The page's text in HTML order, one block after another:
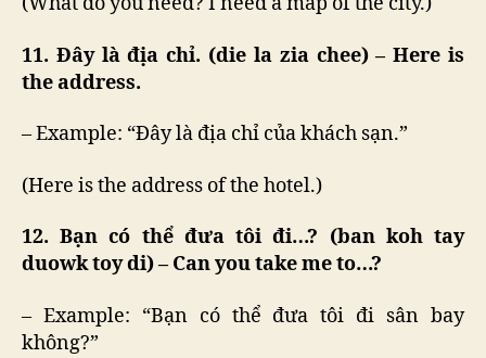
11. Đây là địa chỉ. (die la zia chee) – Here is
the address.
– Example: “Đây là địa chỉ của khách sạn.”
(Here is the address of the hotel.)
12. Bạn có thể đưa tôi đi…? (ban koh tay
duowk toy di) – Can you take me to…?
– Example: “Bạn có thể đưa tôi đi sân bay
không?”